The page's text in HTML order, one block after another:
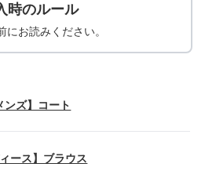
時のルール
にお読みください。
ンズ】コート
ィース】ブラウス